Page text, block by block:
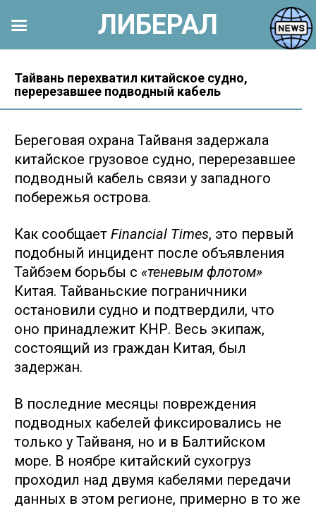
контенту
Тайвань перехватил китайское судно,
перерезавшее подводный кабель
Береговая охрана Тайваня задержала
китайское грузовое судно, перерезавшее
подводный кабель связи у западного
побережья острова.
Как сообщает Financial Times, это первый
подобный инцидент после объявления
Тайбэем борьбы с «теневым флотом»
Китая. Тайваньские пограничники
остановили судно и подтвердили, что
оно принадлежит КНР. Весь экипаж,
состоящий из граждан Китая, был
задержан.
В последние месяцы повреждения
подводных кабелей фиксировались не
только у Тайваня, но и в Балтийском
море. В ноябре китайский сухогруз
проходил над двумя кабелями передачи
данных в этом регионе, примерно в то же
ЛИБЕРАЛ